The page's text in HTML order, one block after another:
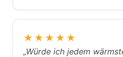
★★★★★
„Würde ich jedem